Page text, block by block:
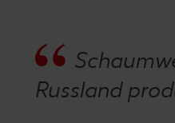
Russland